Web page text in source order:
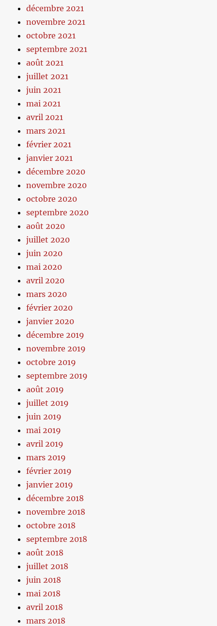
décembre 2021
novembre 2021
octobre 2021
septembre 2021
août 2021
juillet 2021
juin 2021
mai 2021
avril 2021
mars 2021
février 2021
janvier 2021
décembre 2020
novembre 2020
octobre 2020
septembre 2020
août 2020
juillet 2020
juin 2020
mai 2020
avril 2020
mars 2020
février 2020
janvier 2020
décembre 2019
novembre 2019
octobre 2019
septembre 2019
août 2019
juillet 2019
juin 2019
mai 2019
avril 2019
mars 2019
février 2019
janvier 2019
décembre 2018
novembre 2018
octobre 2018
septembre 2018
août 2018
juillet 2018
juin 2018
mai 2018
avril 2018
mars 2018